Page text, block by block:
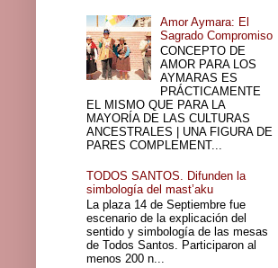
Amor Aymara: El
Sagrado Compromiso
CONCEPTO DE
AMOR PARA LOS
AYMARAS ES
PRÁCTICAMENTE
EL MISMO QUE PARA LA
MAYORÍA DE LAS CULTURAS
ANCESTRALES | UNA FIGURA DE
PARES COMPLEMENT...
TODOS SANTOS. Difunden la
simbología del mast’aku
La plaza 14 de Septiembre fue
escenario de la explicación del
sentido y simbología de las mesas
de Todos Santos. Participaron al
menos 200 n...